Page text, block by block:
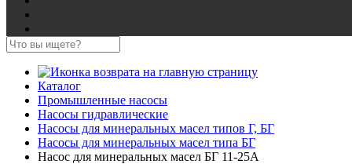
Каталог
Промышленные насосы
Насосы гидравлические
Насосы для минеральных масел типов Г, БГ
Насосы для минеральных масел типа БГ
Насос для минеральных масел БГ 11-25А